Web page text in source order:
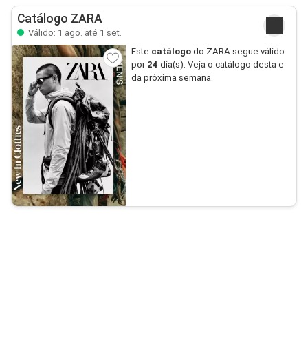
Catálogo ZARA
Válido: 1 ago. até 1 set.
Este catálogodo ZARA segue válido
por 24 dia(s). Veja o catálogo desta e
da próxima semana.